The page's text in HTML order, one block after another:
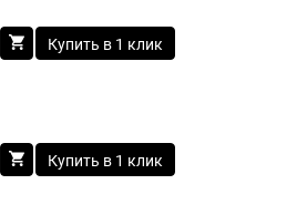
Купить в 1 клик
Купить в 1 клик